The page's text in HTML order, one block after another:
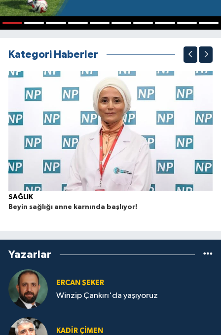
Kategori Haberler
SAĞLIK
Beyin sağlığı anne karnında başlıyor!
Yazarlar
ERCAN ŞEKER
Winzip Çankırı'da yaşıyoruz
KADIR ÇIMEN